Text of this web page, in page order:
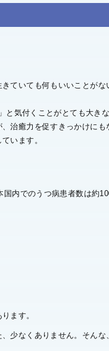
ていても何もいいことが
気付くことがとても大き
、治癒力を促すきっかけに
います。
内でのうつ病患者数は約
ます。
少なくありません。そん